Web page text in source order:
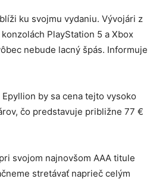
ku svojmu vydaniu. Vývojári z
PlayStation 5 a Xbox
nebude lacný špás. Informuje
by sa cena tejto vysoko
čo predstavuje približne 77 €
svojom najnovšom AAA titule
stretávať naprieč celým